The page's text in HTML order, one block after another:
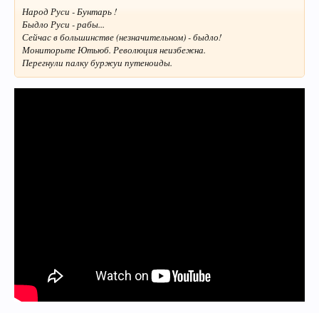
Народ Руси - Бунтарь !
Быдло Руси - рабы...
Сейчас в большинстве (незначительном) - быдло!
Мониторьте Ютьюб. Революция неизбежна.
Перегнули палку буржуи путеноиды.